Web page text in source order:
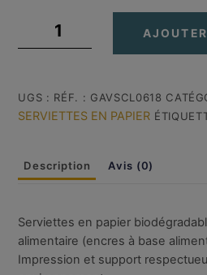
Naïfs"
UGS : RÉF. : GAVSCL0618
SERVIETTES EN PAPIER
Description Avis (0)
Serviettes en papier
alimentaire (encres à base
Impression et support